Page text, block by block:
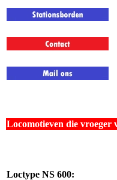
Locomotieven die
Loctype NS 600: